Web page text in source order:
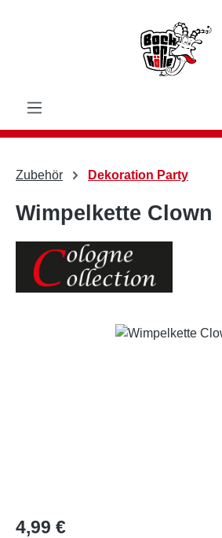
Zubehör Dekoration Party
Wimpelkette Clown
Bildergalerie überspringen
Regulärer Preis:
4,99 €